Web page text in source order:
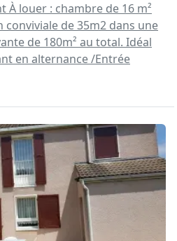
louer : chambre de 16 m²
de 35m2 dans une
de 180m² au total. Idéal
en alternance /Entrée